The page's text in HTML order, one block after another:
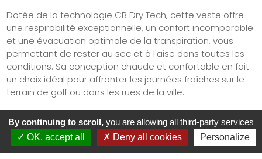
Dotée de la technologie CB Dry Tech, cette veste offre
une respirabilité exceptionnelle, un confort incomparable
et une évacuation optimale de la transpiration, vous
permettant de rester au sec et à l'aise dans toutes les
conditions. Sa conception chaude et confortable en fait
un choix idéal pour affronter les journées fraîches sur le
terrain de golf ou dans les rues de la ville.
Les full zips YKK contrastés ajoutent une touche de style
moderne et fonctionnel, tandis que le tissu séchant
rapidement et très extensible vous offre une liberté de
mouvement optimale. Que vous soyez en exploration en
By continuing to scroll, you are allowing all third-party services
OK, accept all
Deny all cookies Personalize